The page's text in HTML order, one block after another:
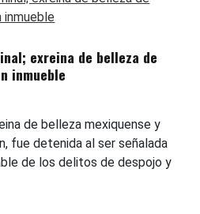
exreina de belleza de
inmueble
de belleza mexiquense y
fue detenida al ser señalada
de los delitos de despojo y